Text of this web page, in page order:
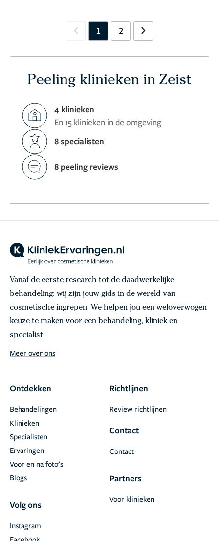
Previous
1 2 Next
Peeling klinieken in Zeist
4 klinieken
En 15 klinieken in de omgeving
8 specialisten
8 peeling reviews
Vanaf de eerste research tot de daadwerkelijke
behandeling: wij zijn jouw gids in de wereld van
cosmetische ingrepen. We helpen jou een weloverwogen
keuze te maken voor een behandeling, kliniek en
specialist.
Meer over ons
Ontdekken
Behandelingen
Klinieken
Specialisten
Ervaringen
Voor en na foto’s
Blogs
Volg ons
Facebook
Instagram
Richtlijnen
Review richtlijnen
Contact
Contact
Partners
Voor klinieken